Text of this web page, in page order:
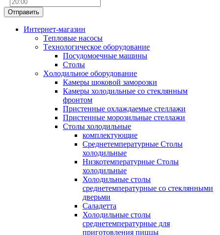
Интернет-магазин
Tепловые насосы
Tехнологическое оборудование
Посудомоечные машины
Столы
Xолодильное оборудование
Камеры шоковой заморозки
Камеры холодильные со стеклянным
фронтом
Пристенные охлаждаемые стеллажи
Пристенные морозильные стеллажи
Столы холодильные
комплектующие
Среднетемпературные Столы
холодильные
Низкотемпературные Столы
холодильные
Холодильные столы
среднетемпературные со стеклянными
дверьми
Саладетта
Холодильные столы
среднетемпературные для
приготовления пиццы